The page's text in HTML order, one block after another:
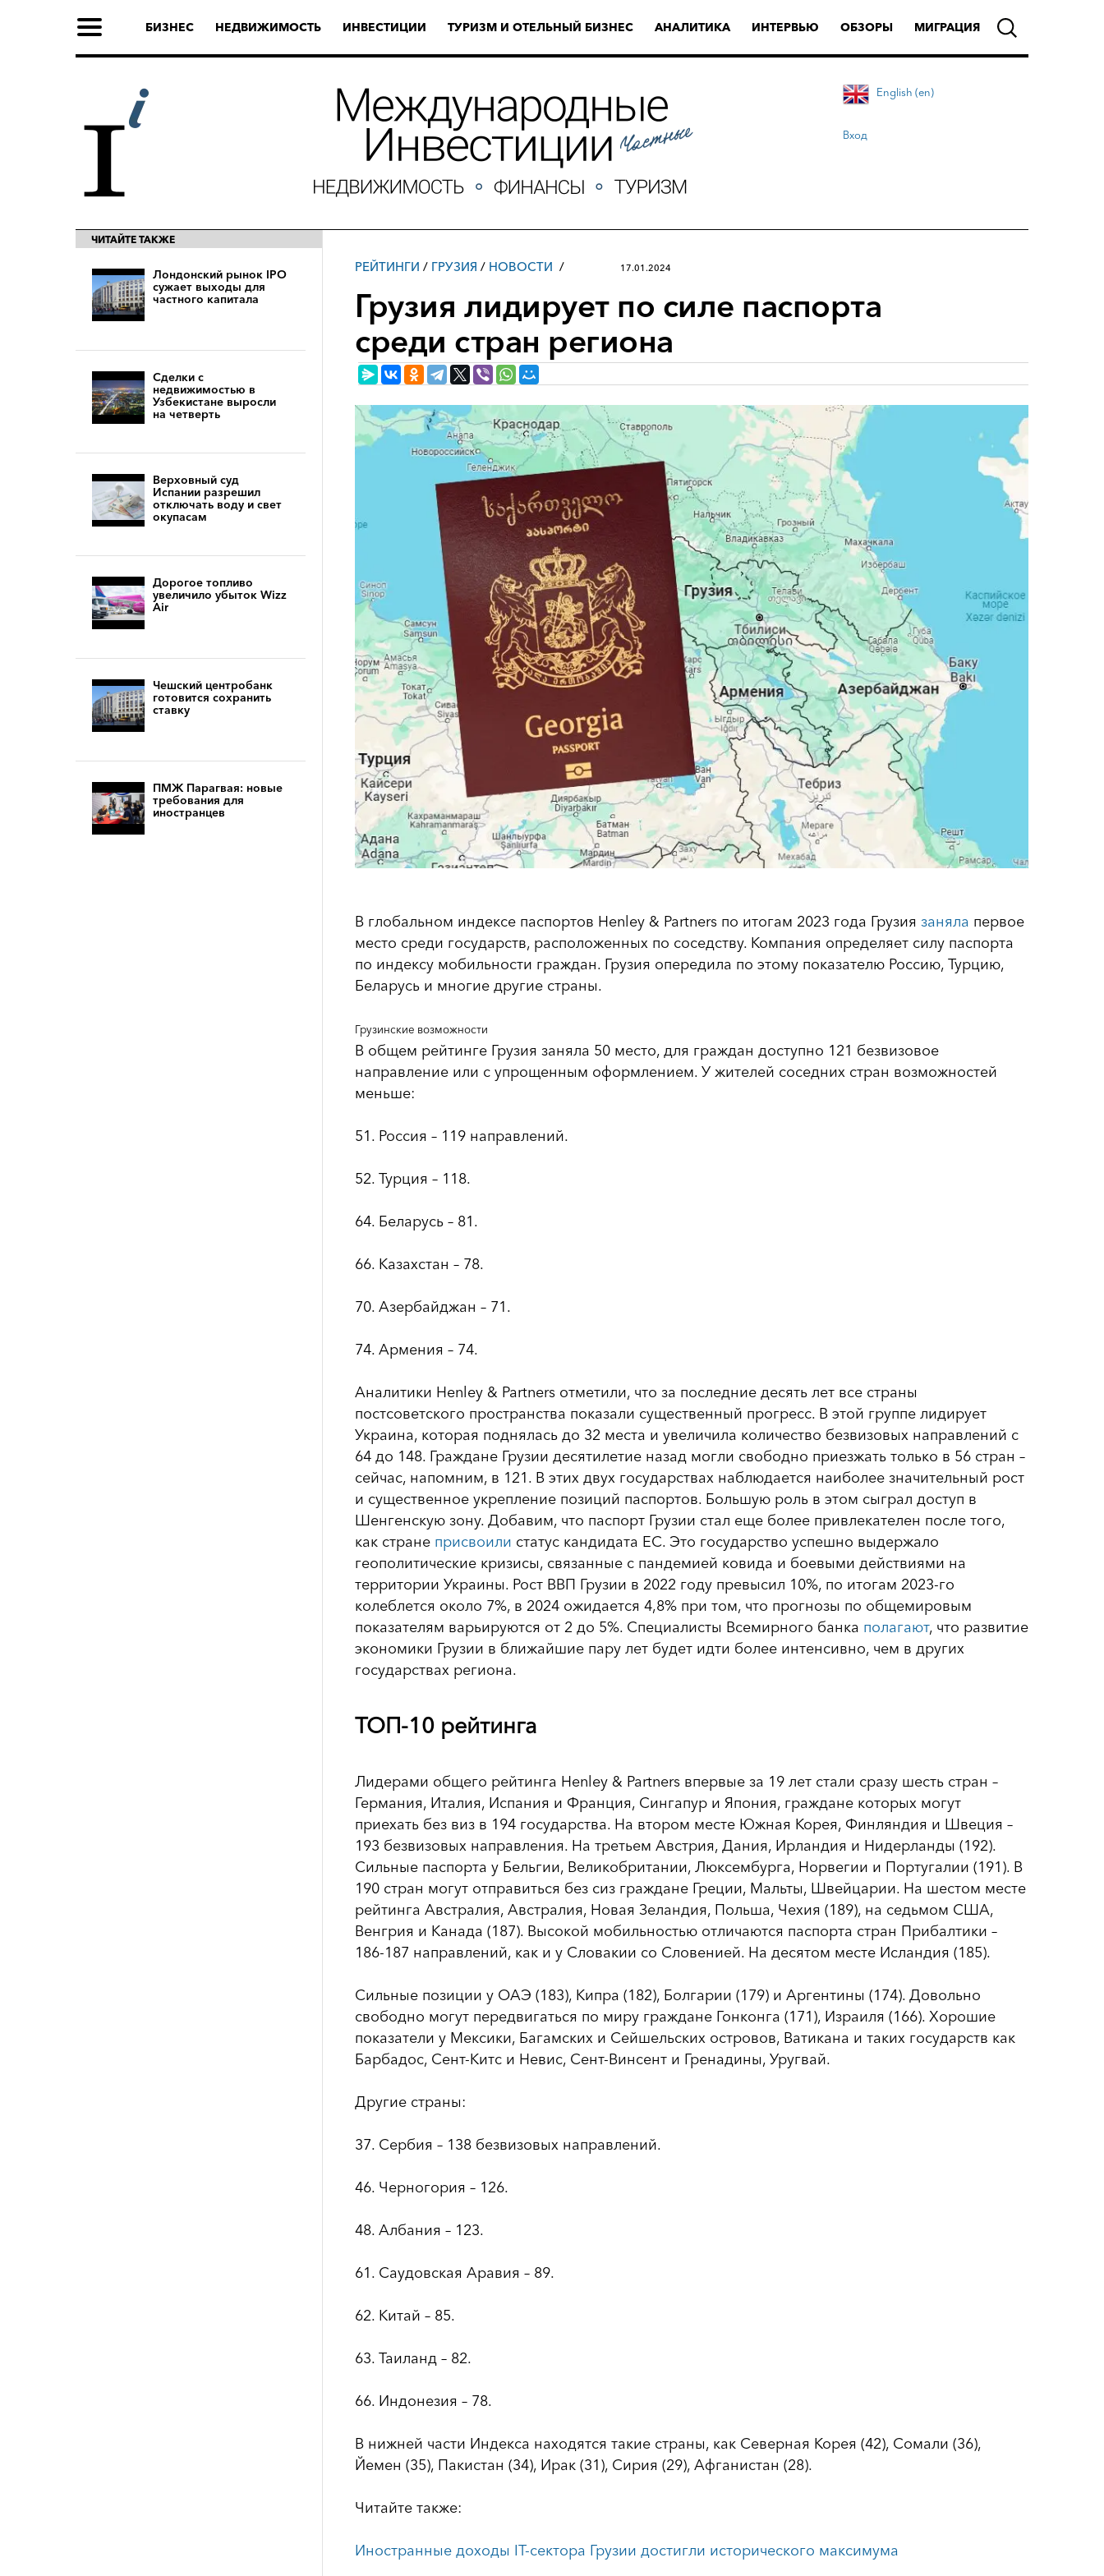
БИЗНЕС НЕДВИЖИМОСТЬ ИНВЕСТИЦИИ ТУРИЗМ И ОТЕЛЬНЫЙ БИЗНЕС АНАЛИТИКА ИНТЕРВЬЮ ОБЗОРЫ МИГРАЦИЯ
English (en)
Вход
ЧИТАЙТЕ ТАКЖЕ
Лондонский рынок IPO
сужает выходы для
частного капитала
Сделки с
недвижимостью в
Узбекистане выросли
на четверть
Верховный суд
Испании разрешил
отключать воду и свет
окупасам
Дорогое топливо
увеличило убыток Wizz
Air
Чешский центробанк
готовится сохранить
ставку
ПМЖ Парагвая: новые
требования для
иностранцев
РЕЙТИНГИ / ГРУЗИЯ / НОВОСТИ 17.01.2024
Грузия лидирует по силе паспорта
среди стран региона
В глобальном индексе паспортов Henley & Partners по итогам 2023 года Грузия заняла первое
место среди государств, расположенных по соседству. Компания определяет силу паспорта
по индексу мобильности граждан. Грузия опередила по этому показателю Россию, Турцию,
Беларусь и многие другие страны.
Грузинские возможности
В общем рейтинге Грузия заняла 50 место, для граждан доступно 121 безвизовое
направление или с упрощенным оформлением. У жителей соседних стран возможностей
меньше:
51. Россия – 119 направлений.
52. Турция – 118.
64. Беларусь – 81.
66. Казахстан – 78.
70. Азербайджан – 71.
74. Армения – 74.
Аналитики Henley & Partners отметили, что за последние десять лет все страны
постсоветского пространства показали существенный прогресс. В этой группе лидирует
Украина, которая поднялась до 32 места и увеличила количество безвизовых направлений с
64 до 148. Граждане Грузии десятилетие назад могли свободно приезжать только в 56 стран –
сейчас, напомним, в 121. В этих двух государствах наблюдается наиболее значительный рост
и существенное укрепление позиций паспортов. Большую роль в этом сыграл доступ в
Шенгенскую зону. Добавим, что паспорт Грузии стал еще более привлекателен после того,
как стране присвоили статус кандидата ЕС. Это государство успешно выдержало
геополитические кризисы, связанные с пандемией ковида и боевыми действиями на
территории Украины. Рост ВВП Грузии в 2022 году превысил 10%, по итогам 2023-го
колеблется около 7%, в 2024 ожидается 4,8% при том, что прогнозы по общемировым
показателям варьируются от 2 до 5%. Специалисты Всемирного банка полагают, что развитие
экономики Грузии в ближайшие пару лет будет идти более интенсивно, чем в других
государствах региона.
ТОП-10 рейтинга
Лидерами общего рейтинга Henley & Partners впервые за 19 лет стали сразу шесть стран –
Германия, Италия, Испания и Франция, Сингапур и Япония, граждане которых могут
приехать без виз в 194 государства. На втором месте Южная Корея, Финляндия и Швеция –
193 безвизовых направления. На третьем Австрия, Дания, Ирландия и Нидерланды (192).
Сильные паспорта у Бельгии, Великобритании, Люксембурга, Норвегии и Португалии (191). В
190 стран могут отправиться без сиз граждане Греции, Мальты, Швейцарии. На шестом месте
рейтинга Австралия, Австралия, Новая Зеландия, Польша, Чехия (189), на седьмом США,
Венгрия и Канада (187). Высокой мобильностью отличаются паспорта стран Прибалтики –
186-187 направлений, как и у Словакии со Словенией. На десятом месте Исландия (185).
Сильные позиции у ОАЭ (183), Кипра (182), Болгарии (179) и Аргентины (174). Довольно
свободно могут передвигаться по миру граждане Гонконга (171), Израиля (166). Хорошие
показатели у Мексики, Багамских и Сейшельских островов, Ватикана и таких государств как
Барбадос, Сент-Китс и Невис, Сент-Винсент и Гренадины, Уругвай.
Другие страны:
37. Сербия – 138 безвизовых направлений.
46. Черногория – 126.
48. Албания – 123.
61. Саудовская Аравия – 89.
62. Китай – 85.
63. Таиланд – 82.
66. Индонезия – 78.
В нижней части Индекса находятся такие страны, как Северная Корея (42), Сомали (36),
Йемен (35), Пакистан (34), Ирак (31), Сирия (29), Афганистан (28).
Читайте также:
Иностранные доходы IT-сектора Грузии достигли исторического максимума